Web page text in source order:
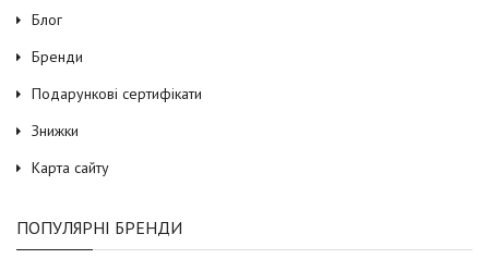
Блог
Бренди
Подарункові сертифікати
Знижки
Карта сайту
ПОПУЛЯРНІ БРЕНДИ